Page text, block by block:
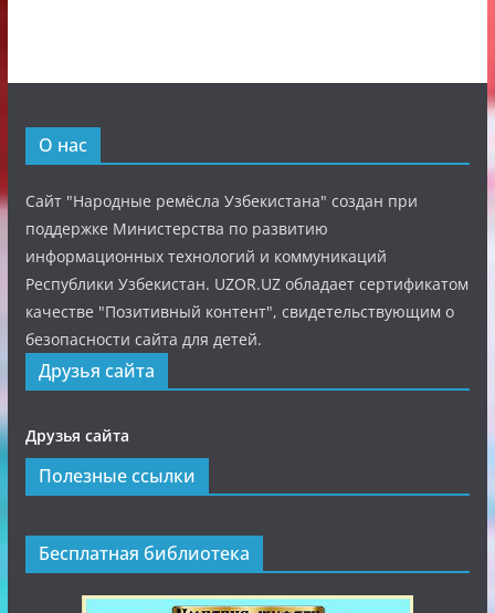
О нас
Сайт "Народные ремёсла Узбекистана" создан при
поддержке Министерства по развитию
информационных технологий и коммуникаций
Республики Узбекистан. UZOR.UZ обладает сертификатом
качестве "Позитивный контент", свидетельствующим о
безопасности сайта для детей.
Друзья сайта
Друзья сайта
Полезные ссылки
Бесплатная библиотека